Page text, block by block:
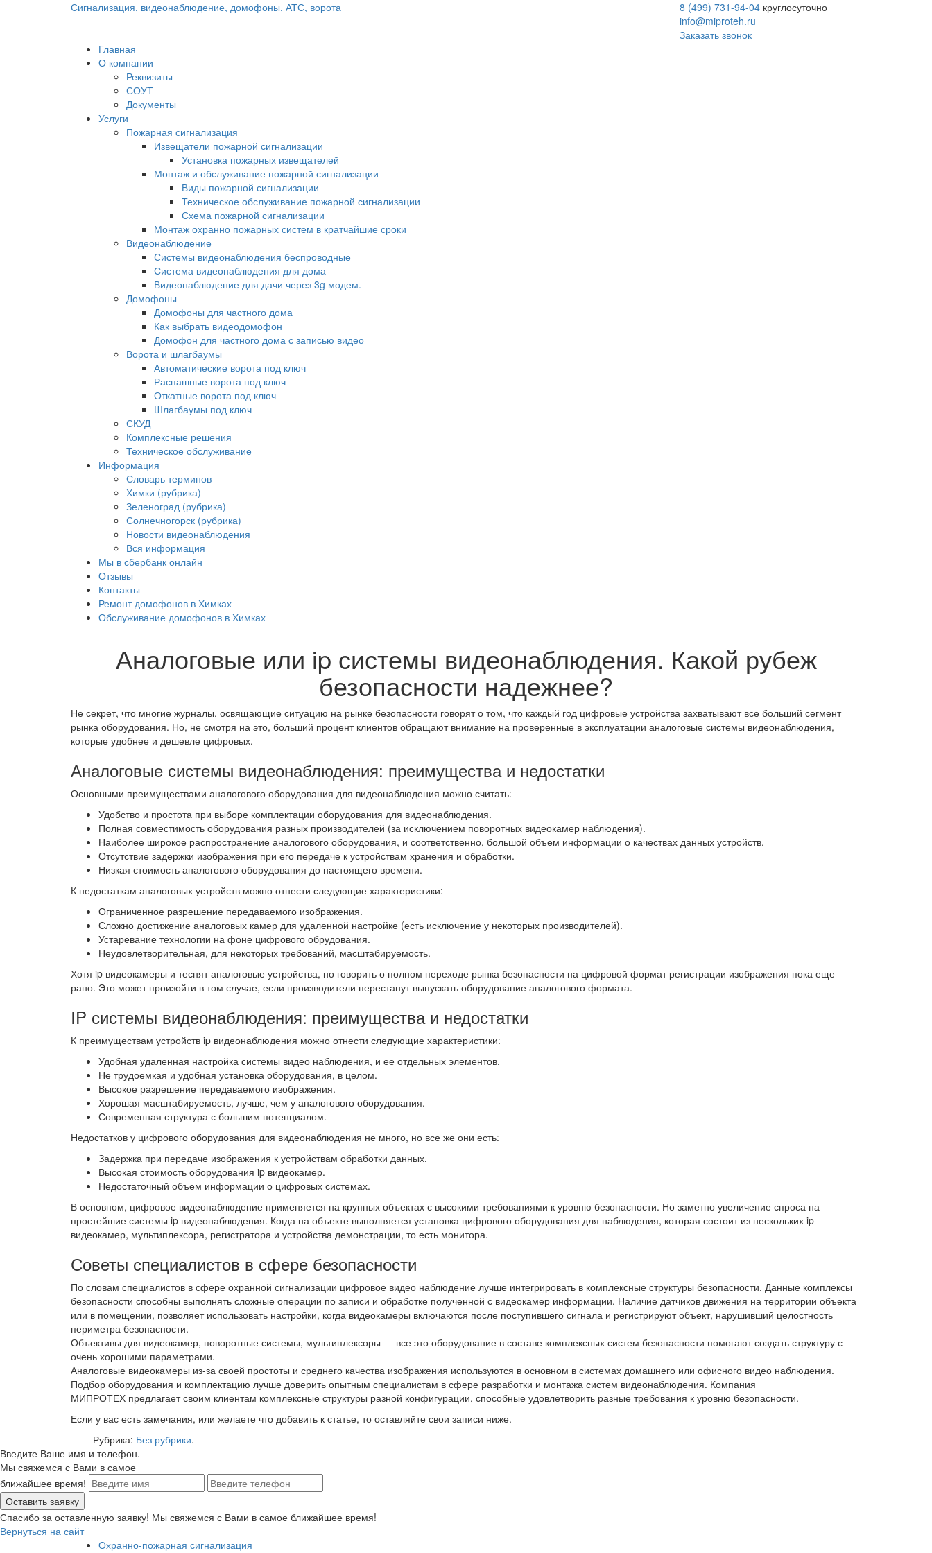
Сигнализация, видеонаблюдение, домофоны, АТС, ворота 8 (499) 731-94-04 круглосуточно
info@miproteh.ru
Заказать звонок
Главная
О компании
Реквизиты
СОУТ
Документы
Услуги
Пожарная сигнализация
Извещатели пожарной сигнализации
Установка пожарных извещателей
Монтаж и обслуживание пожарной сигнализации
Виды пожарной сигнализации
Техническое обслуживание пожарной сигнализации
Схема пожарной сигнализации
Монтаж охранно пожарных систем в кратчайшие сроки
Видеонаблюдение
Системы видеонаблюдения беспроводные
Система видеонаблюдения для дома
Видеонаблюдение для дачи через 3g модем.
Домофоны
Домофоны для частного дома
Как выбрать видеодомофон
Домофон для частного дома с записью видео
Ворота и шлагбаумы
Автоматические ворота под ключ
Распашные ворота под ключ
Откатные ворота под ключ
Шлагбаумы под ключ
СКУД
Комплексные решения
Техническое обслуживание
Информация
Словарь терминов
Химки (рубрика)
Зеленоград (рубрика)
Солнечногорск (рубрика)
Новости видеонаблюдения
Вся информация
Мы в сбербанк онлайн
Отзывы
Контакты
Ремонт домофонов в Химках
Обслуживание домофонов в Химках
Аналоговые или ip системы видеонаблюдения. Какой рубеж
безопасности надежнее?
Не секрет, что многие журналы, освящающие ситуацию на рынке безопасности говорят о том, что каждый год цифровые устройства захватывают все больший сегмент
рынка оборудования. Но, не смотря на это, больший процент клиентов обращают внимание на проверенные в эксплуатации аналоговые системы видеонаблюдения,
которые удобнее и дешевле цифровых.
Аналоговые системы видеонаблюдения: преимущества и недостатки
Основными преимуществами аналогового оборудования для видеонаблюдения можно считать:
Удобство и простота при выборе комплектации оборудования для видеонаблюдения.
Полная совместимость оборудования разных производителей (за исключением поворотных видеокамер наблюдения).
Наиболее широкое распространение аналогового оборудования, и соответственно, большой объем информации о качествах данных устройств.
Отсутствие задержки изображения при его передаче к устройствам хранения и обработки.
Низкая стоимость аналогового оборудования до настоящего времени.
К недостаткам аналоговых устройств можно отнести следующие характеристики:
Ограниченное разрешение передаваемого изображения.
Сложно достижение аналоговых камер для удаленной настройке (есть исключение у некоторых производителей).
Устаревание технологии на фоне цифрового обрудования.
Неудовлетворительная, для некоторых требований, масштабируемость.
Хотя ip видеокамеры и теснят аналоговые устройства, но говорить о полном переходе рынка безопасности на цифровой формат регистрации изображения пока еще
рано. Это может произойти в том случае, если производители перестанут выпускать оборудование аналогового формата.
IP системы видеонаблюдения: преимущества и недостатки
К преимуществам устройств ip видеонаблюдения можно отнести следующие характеристики:
Удобная удаленная настройка системы видео наблюдения, и ее отдельных элементов.
Не трудоемкая и удобная установка оборудования, в целом.
Высокое разрешение передаваемого изображения.
Хорошая масштабируемость, лучше, чем у аналогового оборудования.
Современная структура с большим потенциалом.
Недостатков у цифрового оборудования для видеонаблюдения не много, но все же они есть:
Задержка при передаче изображения к устройствам обработки данных.
Высокая стоимость оборудования ip видеокамер.
Недостаточный объем информации о цифровых системах.
В основном, цифровое видеонаблюдение применяется на крупных объектах с высокими требованиями к уровню безопасности. Но заметно увеличение спроса на
простейшие системы ip видеонаблюдения. Когда на объекте выполняется установка цифрового оборудования для наблюдения, которая состоит из нескольких ip
видеокамер, мультиплексора, регистратора и устройства демонстрации, то есть монитора.
Советы специалистов в сфере безопасности
По словам специалистов в сфере охранной сигнализации цифровое видео наблюдение лучше интегрировать в комплексные структуры безопасности. Данные комплексы
безопасности способны выполнять сложные операции по записи и обработке полученной с видеокамер информации. Наличие датчиков движения на территории объекта
или в помещении, позволяет использовать настройки, когда видеокамеры включаются после поступившего сигнала и регистрируют объект, нарушивший целостность
периметра безопасности.
Объективы для видеокамер, поворотные системы, мультиплексоры — все это оборудование в составе комплексных систем безопасности помогают создать структуру с
очень хорошими параметрами.
Аналоговые видеокамеры из-за своей простоты и среднего качества изображения используются в основном в системах домашнего или офисного видео наблюдения.
Подбор оборудования и комплектацию лучше доверить опытным специалистам в сфере разработки и монтажа систем видеонаблюдения. Компания
МИПРОТЕХ предлагает своим клиентам комплексные структуры разной конфигурации, способные удовлетворить разные требования к уровню безопасности.
Если у вас есть замечания, или желаете что добавить к статье, то оставляйте свои записи ниже.
Рубрика: Без рубрики.
Введите Ваше имя и телефон.
Мы свяжемся с Вами в самое
ближайшее время!
Спасибо за оставленную заявку! Мы свяжемся с Вами в самое ближайшее время!
Вернуться на сайт
Охранно-пожарная сигнализация